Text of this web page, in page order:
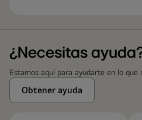
¿Necesitas
Estamos aquí para ayudarte en lo que
Obtener ayuda